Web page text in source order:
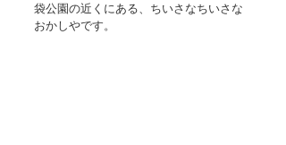
袋公園の近くにある、ちいさなちいさな
おかしやです。